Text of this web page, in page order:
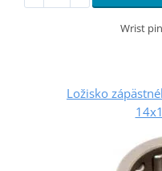
Wrist
Ložisko